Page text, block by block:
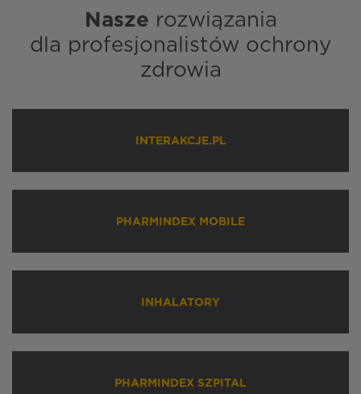
Nasze rozwiązania
dla profesjonalistów ochrony
zdrowia
INTERAKCJE.PL
PHARMINDEX MOBILE
INHALATORY
PHARMINDEX SZPITAL